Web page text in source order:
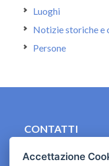
Luoghi
Notizie storiche e
Persone
CONTATTI
Accettazione